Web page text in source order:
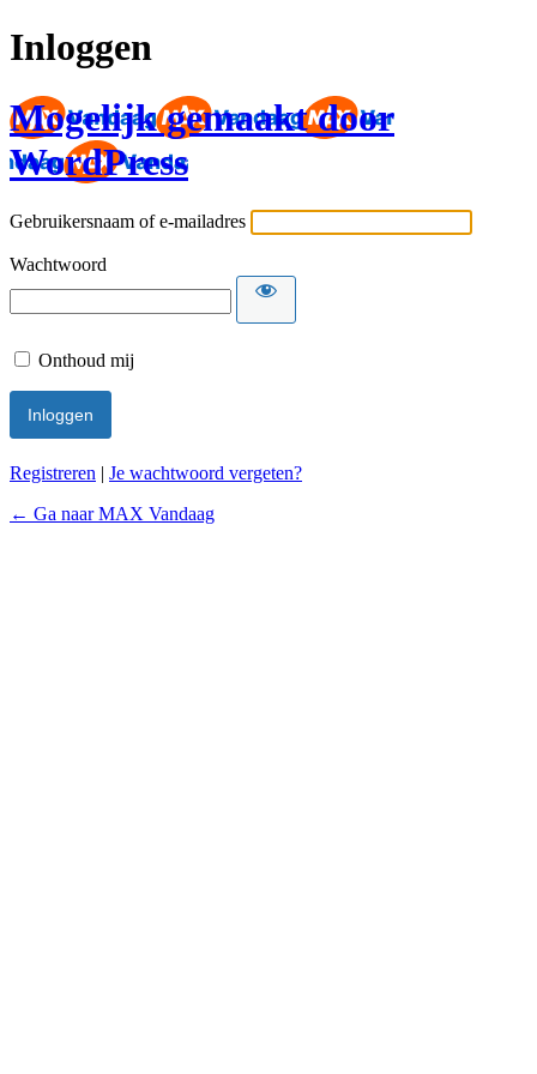
Inloggen
Mogelijk gemaakt door
WordPress
Gebruikersnaam of e-mailadres
Wachtwoord
Onthoud mij
Registreren | Je wachtwoord vergeten?
← Ga naar MAX Vandaag